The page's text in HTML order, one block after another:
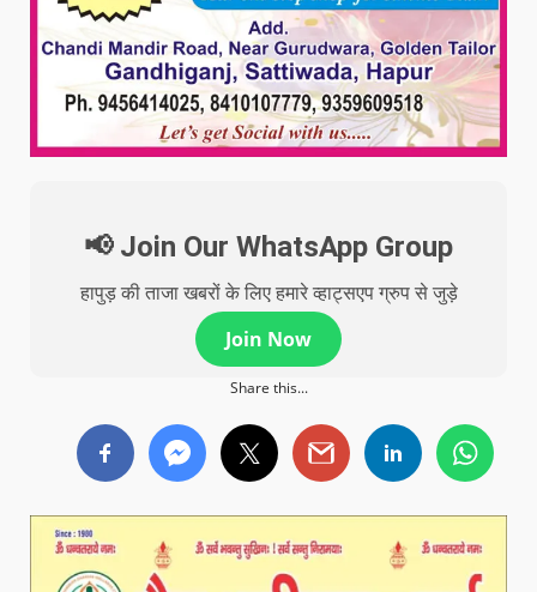
📢 Join Our WhatsApp Group
हापुड़ की ताजा खबरों के लिए हमारे व्हाट्सएप ग्रुप से जुड़े
Join Now
Share this...